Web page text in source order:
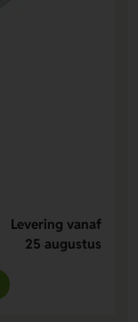
Levering vanaf
25 augustus